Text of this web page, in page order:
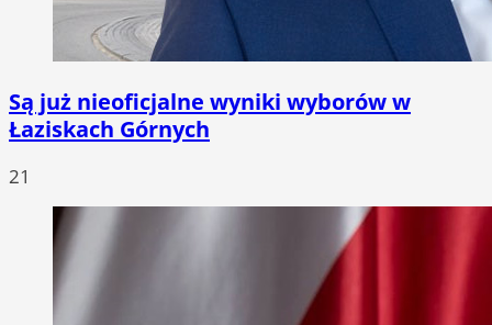
Są już nieoficjalne wyniki wyborów w
Łaziskach Górnych
21